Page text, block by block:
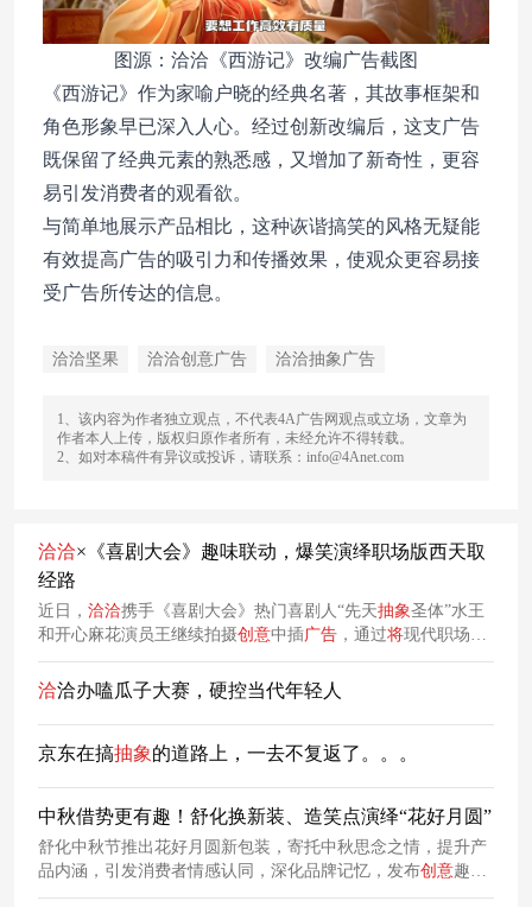
图源：洽洽《西游记》改编广告截图
《西游记》作为家喻户晓的经典名著，其故事框架和
角色形象早已深入人心。经过创新改编后，这支广告
既保留了经典元素的熟悉感，又增加了新奇性，更容
易引发消费者的观看欲。
与简单地展示产品相比，这种诙谐搞笑的风格无疑能
有效提高广告的吸引力和传播效果，使观众更容易接
受广告所传达的信息。
洽洽坚果 洽洽创意广告 洽洽抽象广告
1、该内容为作者独立观点，不代表4A广告网观点或立场，文章为
作者本人上传，版权归原作者所有，未经允许不得转载。
2、如对本稿件有异议或投诉，请联系：info@4Anet.com
洽洽×《喜剧大会》趣味联动，爆笑演绎职场版西天取
经路
近日， 洽洽携手《喜剧大会》热门喜剧人“先天抽象圣体”水王
和开心麻花演员王继续拍摄创意中插广告 ，通过将现代职场话
题与经典的西游场景相融合，不仅带来了爆笑的视觉效果，更
在无形中传递了产品的核心价值。
洽洽办嗑瓜子大赛，硬控当代年轻人
京东在搞抽象的道路上，一去不复返了。。。
中秋借势更有趣！舒化换新装、造笑点演绎“花好月圆”
舒化中秋节推出花好月圆新包装，寄托中秋思念之情，提升产
品内涵，引发消费者情感认同，深化品牌记忆，发布创意趣味
事件海报，增加话题关注度，传递品牌理念。